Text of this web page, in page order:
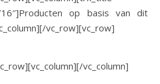
op basis van dit
vc_row][vc_row]
vc_column]